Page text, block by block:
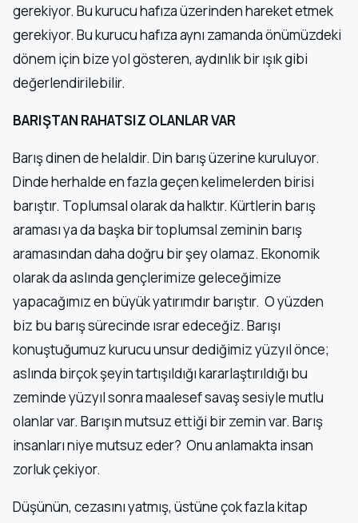
gerekiyor. Bu kurucu hafıza üzerinden hareket etmek
gerekiyor. Bu kurucu hafıza aynı zamanda önümüzdeki
dönem için bize yol gösteren, aydınlık bir ışık gibi
değerlendirilebilir.
BARIŞTAN RAHATSIZ OLANLAR VAR
Barış dinen de helaldir. Din barış üzerine kuruluyor.
Dinde herhalde en fazla geçen kelimelerden birisi
barıştır. Toplumsal olarak da halktır. Kürtlerin barış
araması ya da başka bir toplumsal zeminin barış
aramasından daha doğru bir şey olamaz. Ekonomik
olarak da aslında gençlerimize geleceğimize
yapacağımız en büyük yatırımdır barıştır. O yüzden
biz bu barış sürecinde ısrar edeceğiz. Barışı
konuştuğumuz kurucu unsur dediğimiz yüzyıl önce;
aslında birçok şeyin tartışıldığı kararlaştırıldığı bu
zeminde yüzyıl sonra maalesef savaş sesiyle mutlu
olanlar var. Barışın mutsuz ettiği bir zemin var. Barış
insanları niye mutsuz eder? Onu anlamakta insan
zorluk çekiyor.
Düşünün, cezasını yatmış, üstüne çok fazla kitap